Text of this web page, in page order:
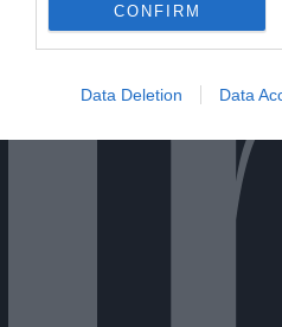
CONFIRM
Data Deletion Data